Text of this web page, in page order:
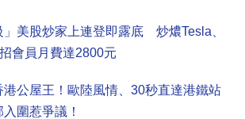
」美股炒家上連登即露底 炒燶Tesla、
會員月費達2800元
港公屋王！歐陸風情、30秒直達港鐵站
圍惹爭議！